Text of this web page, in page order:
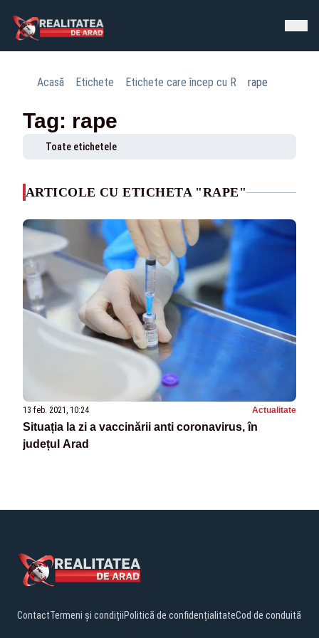
Acasă Etichete Etichete care încep cu R rape
Tag: rape
Toate etichetele
ARTICOLE CU ETICHETA "RAPE"
13 feb. 2021, 10:24 Actualitate
Situația la zi a vaccinării anti coronavirus, în
județul Arad
ContactTermeni și condițiiPolitică de confidențialitateCod de conduită